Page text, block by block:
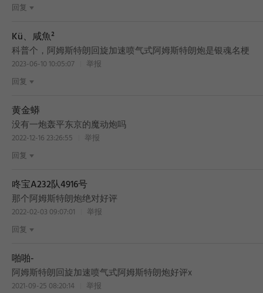
回复
Kü、咸魚²
科普个，阿姆斯特朗回旋加速喷气式阿姆斯特朗炮是银魂名梗
2023-06-10 10:05:07
举报
回复
黄金蟒
没有一炮轰平东京的魔动炮吗
2022-12-16 23:26:55
举报
回复
咚宝A232队4916号
那个阿姆斯特朗炮绝对好评
2022-02-03 09:07:01
举报
回复
啪啪-
阿姆斯特朗回旋加速喷气式阿姆斯特朗炮好评x
2021-09-25 08:20:14
举报